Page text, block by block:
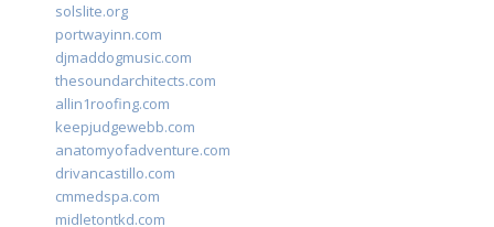
solslite.org
portwayinn.com
djmaddogmusic.com
thesoundarchitects.com
allin1roofing.com
keepjudgewebb.com
anatomyofadventure.com
drivancastillo.com
cmmedspa.com
midletontkd.com